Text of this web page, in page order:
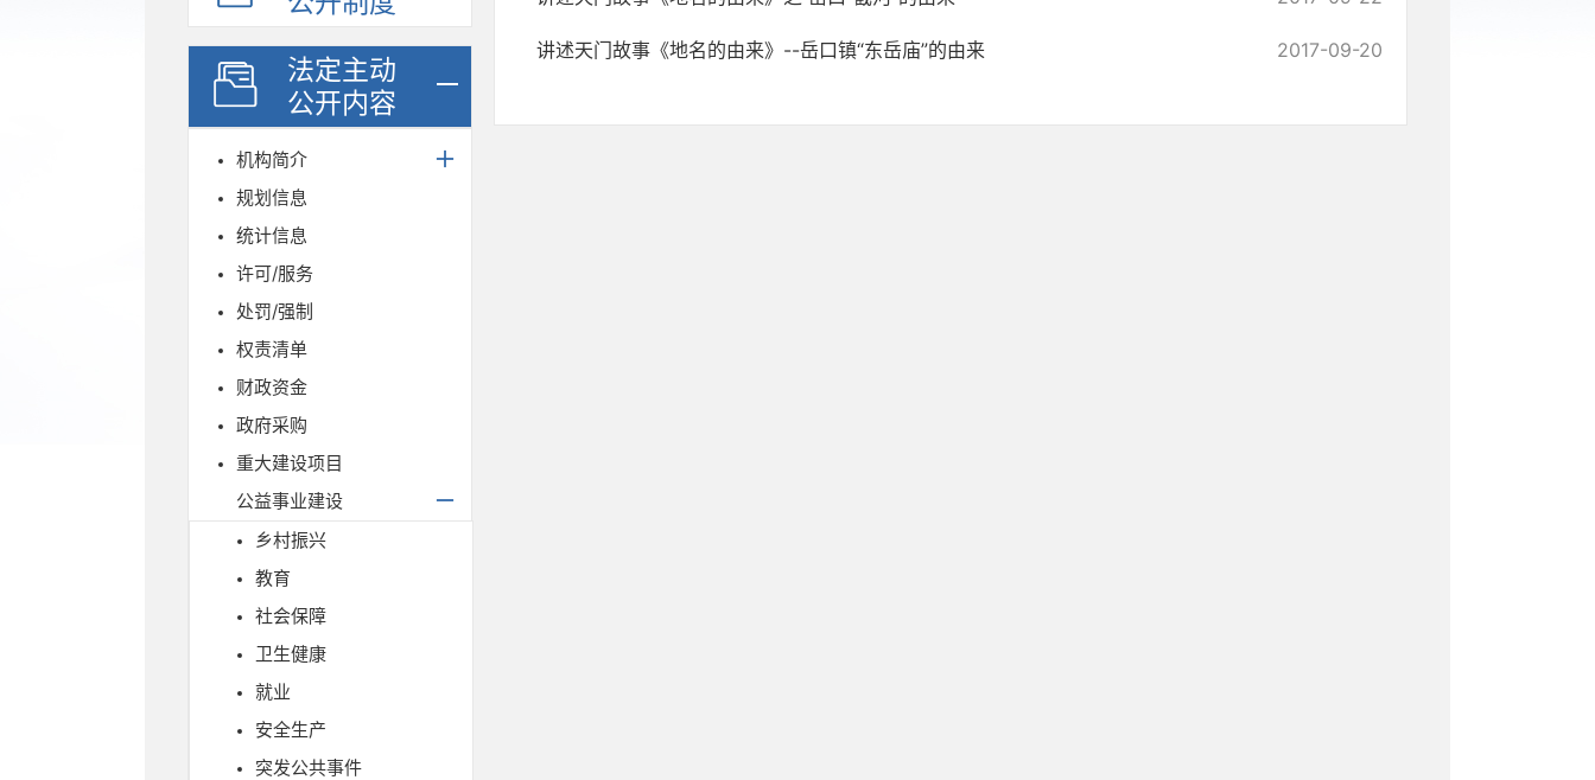
法定主动
公开内容
机构简介
规划信息
统计信息
许可/服务
处罚/强制
权责清单
财政资金
政府采购
重大建设项目
公益事业建设
乡村振兴
教育
社会保障
卫生健康
就业
安全生产
突发公共事件
讲述天门故事《地名的由来》--岳口镇“东岳庙”的由来 2017-09-20